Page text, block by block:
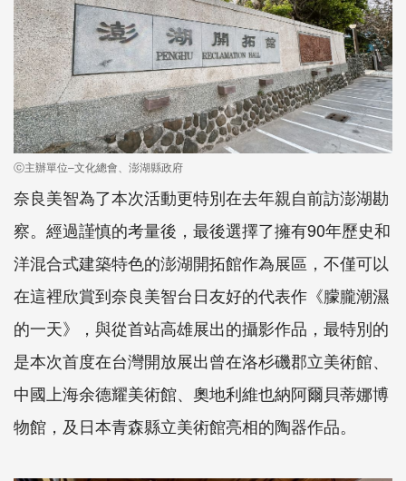
ⓒ主辦單位–文化總會、澎湖縣政府
奈良美智為了本次活動更特別在去年親自前訪澎湖勘
察。經過謹慎的考量後，最後選擇了擁有90年歷史和
洋混合式建築特色的澎湖開拓館作為展區，不僅可以
在這裡欣賞到奈良美智台日友好的代表作《朦朧潮濕
的一天》，與從首站高雄展出的攝影作品，最特別的
是本次首度在台灣開放展出曾在洛杉磯郡立美術館、
中國上海余德耀美術館、奧地利維也納阿爾貝蒂娜博
物館，及日本青森縣立美術館亮相的陶器作品。